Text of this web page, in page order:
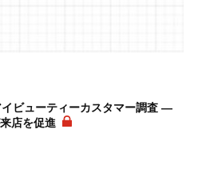
ビューティーカスタマー調査 ―
店を促進